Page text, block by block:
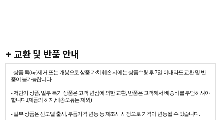
+ 교환 및 반품 안내
- 상품 택(tag)제거 또는 개봉으로 상품 가치 훼손 시에는 상품수령 후 7일 이내라도 교환 및 반
품이 불가능합니다.
- 저단가 상품, 일부 특가 상품은 고객 변심에 의한 교환, 반품은 고객께서 배송비를 부담하셔야
합니다.(제품의 하자,배송오류는 제외)
- 일부 상품은 신모델 출시, 부품가격 변동 등 제조사 사정으로 가격이 변동될 수 있습니다.